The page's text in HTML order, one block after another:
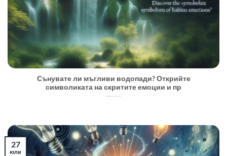
Сънувате ли мъгливи водопади? Открийте
символиката на скритите емоции и пр
27
юли